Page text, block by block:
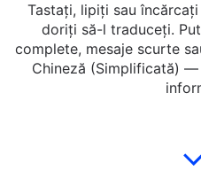
Tastați, lipiți sau
doriți să-l traduceți.
complete, mesaje scurte